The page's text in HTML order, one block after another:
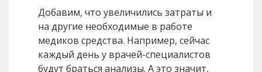
Добавим, что увеличились затраты и
на другие необходимые в работе
медиков средства. Например, сейчас
каждый день у врачей-специалистов
будут браться анализы. А это значит,